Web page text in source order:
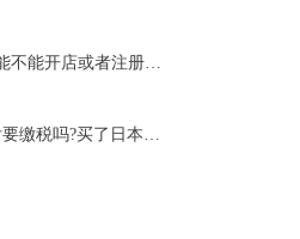
能开店或者注册公司
吗?买了日本翻了10倍